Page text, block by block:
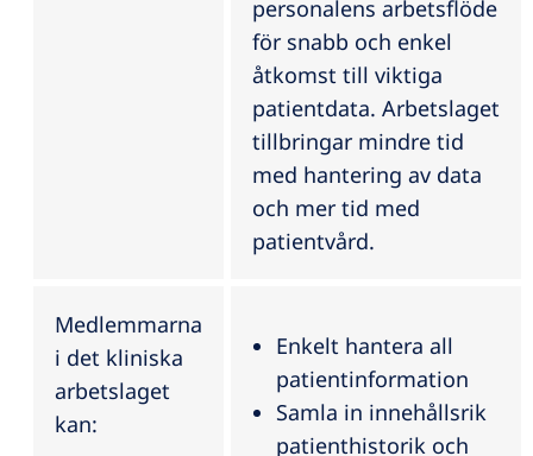
personalens arbetsflöde
för snabb och enkel
åtkomst till viktiga
patientdata. Arbetslaget
tillbringar mindre tid
med hantering av data
och mer tid med
patientvård.
Medlemmarna
i det kliniska
arbetslaget
kan:
Enkelt hantera all
patientinformation
Samla in innehållsrik
patienthistorik och